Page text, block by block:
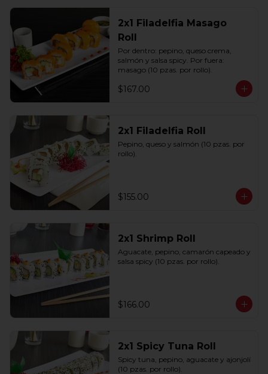
2x1 Filadelfia Masago
Roll
Por dentro: pepino, queso crema,
salmón y salsa spicy. Por fuera:
masago (10 pzas. por rollo).
$167.00
2x1 Filadelfia Roll
Pepino, queso y salmón (10 pzas. por
rollo).
$155.00
2x1 Shrimp Roll
Aguacate, pepino, camarón capeado y
salsa spicy (10 pzas. por rollo).
$166.00
2x1 Spicy Tuna Roll
Spicy tuna, pepino, aguacate y ajonjolí
(10 pzas. por rollo).